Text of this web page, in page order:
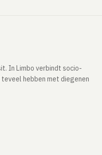
In Limbo verbindt socio-
hebben met diegenen